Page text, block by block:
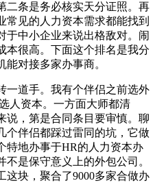
二条是务必核实天分证照。再
常见的人力资本需求都能找到
于中小企业来说出格敌对。闹
本很高。下面这个排名是我分
对接多家办事商。
道手。我有个伴侣之前选外
人资本。一方面大师都清
说，第是合同条目要审慎。聊
个伴侣都踩过雷同的坑，它做
地办事于HR的人力资本办
是保守意义上的外包公司。
这块，聚合了9000多家合做办